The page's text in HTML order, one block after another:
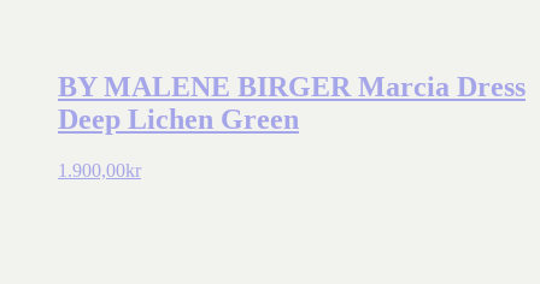
BY MALENE BIRGER Marcia Dress
Deep Lichen Green
1.900,00kr